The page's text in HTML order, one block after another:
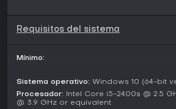
calles de Alejandría hasta los desiertos
que persiguen a Bayek, y la Order of
secreto que mueve los hilos en las
interacciones con ellos generan
Requisitos del sistema
Mínimo:
Sistema operativo: Windows 10 (64-bit
Procesador: Intel Core i5-2400s @ 2.5
@ 3.9 GHz or equivalent